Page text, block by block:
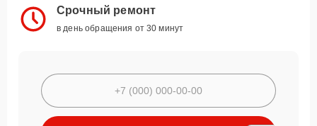
Срочный ремонт
в день обращения от 30 минут